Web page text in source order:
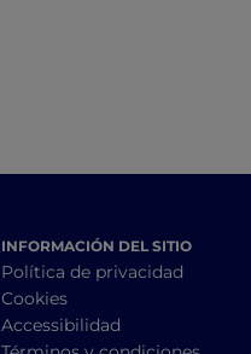
INFORMACIÓN DEL SITIO
Política de privacidad
Cookies
Accessibilidad